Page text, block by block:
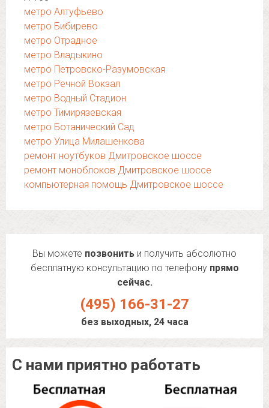
метро Алтуфьево
метро Бибирево
метро Отрадное
метро Владыкино
метро Петровско-Разумовская
метро Речной Вокзал
метро Водный Стадион
метро Тимирязевская
метро Ботанический Сад
метро Улица Милашенкова
ремонт ноутбуков Дмитровское шоссе
ремонт моноблоков Дмитровское шоссе
компьютерная помощь Дмитровское шоссе
Вы можете позвонить и получить абсолютно
бесплатную консультацию по телефону прямо
сейчас.
(495) 166-31-27
без выходных, 24 часа
С нами приятно работать